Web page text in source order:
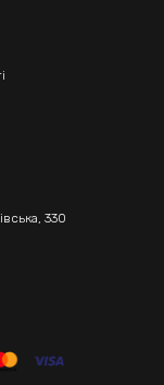
330